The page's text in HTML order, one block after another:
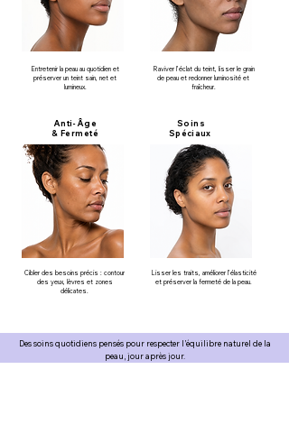
Entretenir la peau au quotidien et
préserver un teint sain, net et
lumineux.
Anti-Âge
& Fermeté
Cibler des besoins précis : contour
des yeux, lèvres et zones
délicates.
Raviver l’éclat du teint, lisser le grain
de peau et redonner luminosité et
fraîcheur.
Soins
Spéciaux
Lisser les traits, améliorer l’élasticité
et préserver la fermeté de la peau.
Des soins quotidiens pensés pour respecter l’équilibre naturel de la
peau, jour après jour.